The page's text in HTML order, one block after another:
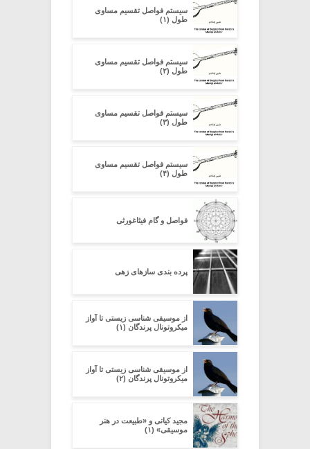
سیستم فواصل تقسیم مساوی
طول (۱)
سیستم فواصل تقسیم مساوی
طول (۲)
سیستم فواصل تقسیم مساوی
طول (۳)
سیستم فواصل تقسیم مساوی
طول (۴)
فواصل و گام فیثاغورثی
پرده بندی سازهای زهی
از موسیقی شناسی زیستی تا آواز
میکروتونال پرندگان (۱)
از موسیقی شناسی زیستی تا آواز
میکروتونال پرندگان (۲)
مجید کیانی و «طبیعت در هنر
موسیقی» (۱)